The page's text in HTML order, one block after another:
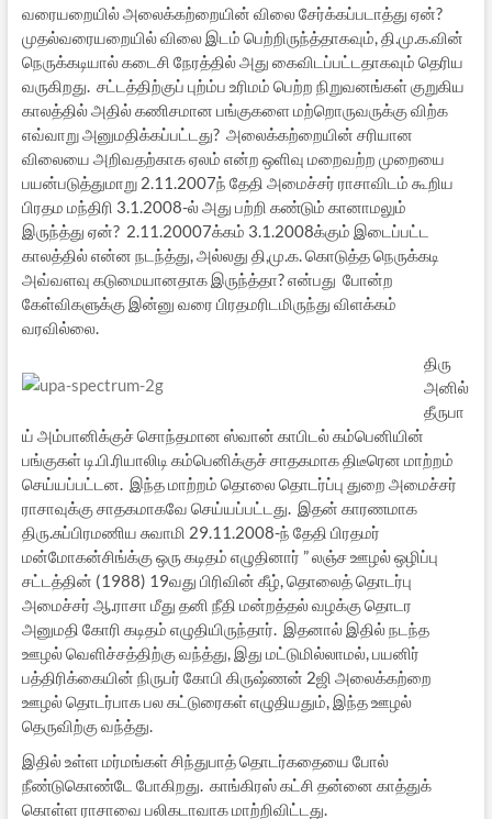
வரையறையில் அலைக்கற்றையின் விலை சேர்க்கப்படாத்து ஏன்?
முதல்வரையறையில் விலை இடம் பெற்றிருந்த்தாகவும், தி.மு.க.வின்
நெருக்கடியால் கடைசி நேரத்தில் அது கைவிடப்பட்டதாகவும் தெரிய
வருகிறது. சட்டத்திற்குப் புற்ம்ப உரிமம் பெற்ற நிறுவனங்கள் குறுகிய
காலத்தில் அதில் கணிசமான பங்குகளை மற்றொருவருக்கு விற்க
எவ்வாறு அனுமதிக்கப்பட்டது? அலைக்கற்றையின் சரியான
விலையை அறிவதற்காக ஏலம் என்ற ஒளிவு மறைவற்ற முறையை
பயன்படுத்துமாறு 2.11.2007ந் தேதி அமைச்சர் ராசாவிடம் கூறிய
பிரதம மந்திரி 3.1.2008-ல் அது பற்றி கண்டும் கானாமலும்
இருந்த்து ஏன்? 2.11.20007க்கம் 3.1.2008க்கும் இடைப்பட்ட
காலத்தில் என்ன நடந்த்து, அல்லது தி,மு.க. கொடுத்த நெருக்கடி
அவ்வளவு கடுமையானதாக இருந்த்தா? என்பது போன்ற
கேள்விகளுக்கு இன்னு வரை பிரதமரிடமிருந்து விளக்கம்
வரவில்லை.
திரு
அனில்
தீருபா
ய் அம்பானிக்குச் சொந்தமான ஸ்வான் காபிடல் கம்பெனியின்
பங்குகள் டி.பி.ரியாலிடி கம்பெனிக்குச் சாதகமாக திடீரென மாற்றம்
செய்யப்பட்டன. இந்த மாற்றம் தொலை தொடர்ப்பு துறை அமைச்சர்
ராசாவுக்கு சாதகமாகவே செய்யப்பட்டது. இதன் காரணமாக
திரு.சுப்பிரமணிய சுவாமி 29.11.2008-ந் தேதி பிரதமர்
மன்மோகன்சிங்க்கு ஒரு கடிதம் எழுதினார் ” லஞ்ச ஊழல் ஒழிப்பு
சட்டத்தின் (1988) 19வது பிரிவின் கீழ், தொலைத் தொடர்பு
அமைச்சர் ஆ.ராசா மீது தனி நீதி மன்றத்தல் வழக்கு தொடர
அனுமதி கோரி கடிதம் எழுதியிருந்தார். இதனால் இதில் நடந்த
ஊழல் வெளிச்சத்திற்கு வந்த்து, இது மட்டுமில்லாமல், பயனிர்
பத்திரிக்கையின் நிருபர் கோபி கிருஷ்ணன் 2ஜி அலைக்கற்றை
ஊழல் தொடர்பாக பல கட்டுரைகள் எழுதியதும், இந்த ஊழல்
தெருவிற்கு வந்த்து.
இதில் உள்ள மர்மங்கள் சிந்துபாத் தொடர்கதையை போல்
நீண்டுகொண்டே போகிறது. காங்கிரஸ் கட்சி தன்னை காத்துக்
கொள்ள ராசாவை பலிகடாவாக மாற்றிவிட்டது.